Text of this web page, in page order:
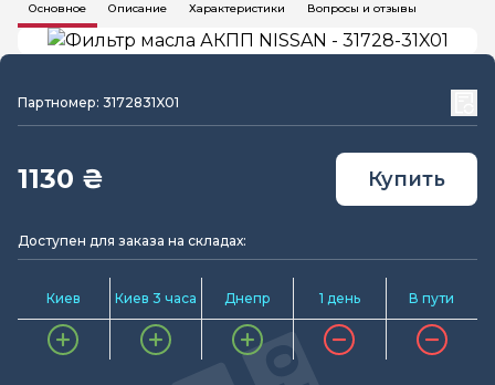
Основное Описание Характеристики Вопросы и отзывы
Партномер: 3172831X01
1130 ₴ Купить
Доступен для заказа на складах:
Киев Киев 3 часа Днепр 1 день В пути